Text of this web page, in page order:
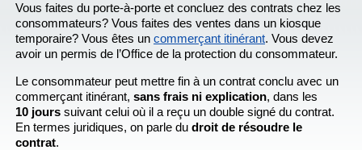
Vous faites du porte-à-porte et concluez des contrats chez les
consommateurs? Vous faites des ventes dans un kiosque
temporaire? Vous êtes un commerçant itinérant. Vous devez
avoir un permis de l’Office de la protection du consommateur.
Le consommateur peut mettre fin à un contrat conclu avec un
commerçant itinérant, sans frais ni explication, dans les
10 jours suivant celui où il a reçu un double signé du contrat.
En termes juridiques, on parle du droit de résoudre le
contrat.